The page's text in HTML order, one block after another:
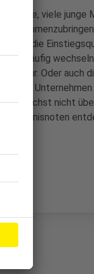
viele junge
die
Häufig
Oder auch
gibt.
zunächst nicht
Zeugnisnoten